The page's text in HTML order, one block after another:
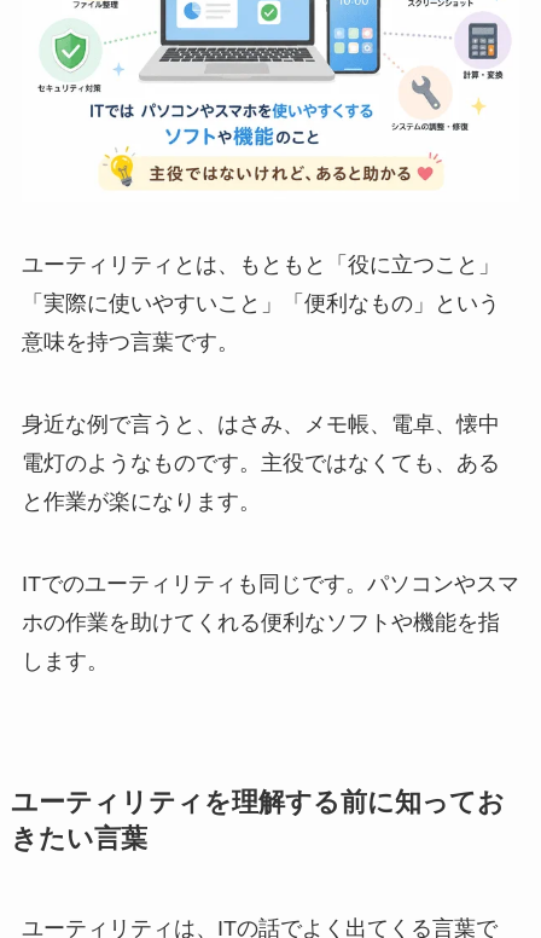
ユーティリティとは、もともと「役に立つこと」
「実際に使いやすいこと」「便利なもの」という
意味を持つ言葉です。
身近な例で言うと、はさみ、メモ帳、電卓、懐中
電灯のようなものです。主役ではなくても、ある
と作業が楽になります。
ITでのユーティリティも同じです。パソコンやスマ
ホの作業を助けてくれる便利なソフトや機能を指
します。
ユーティリティを理解する前に知ってお
きたい言葉
ユーティリティは、ITの話でよく出てくる言葉で